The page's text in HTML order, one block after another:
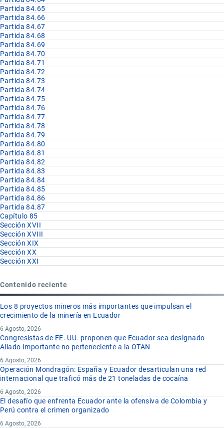
Partida 84.65
Partida 84.66
Partida 84.67
Partida 84.68
Partida 84.69
Partida 84.70
Partida 84.71
Partida 84.72
Partida 84.73
Partida 84.74
Partida 84.75
Partida 84.76
Partida 84.77
Partida 84.78
Partida 84.79
Partida 84.80
Partida 84.81
Partida 84.82
Partida 84.83
Partida 84.84
Partida 84.85
Partida 84.86
Partida 84.87
Capítulo 85
Sección XVII
Sección XVIII
Sección XIX
Sección XX
Sección XXI
Contenido reciente
Los 8 proyectos mineros más importantes que impulsan el
crecimiento de la minería en Ecuador
6 Agosto, 2026
Congresistas de EE. UU. proponen que Ecuador sea designado
Aliado Importante no perteneciente a la OTAN
6 Agosto, 2026
Operación Mondragón: España y Ecuador desarticulan una red
internacional que traficó más de 21 toneladas de cocaína
6 Agosto, 2026
El desafío que enfrenta Ecuador ante la ofensiva de Colombia y
Perú contra el crimen organizado
6 Agosto, 2026